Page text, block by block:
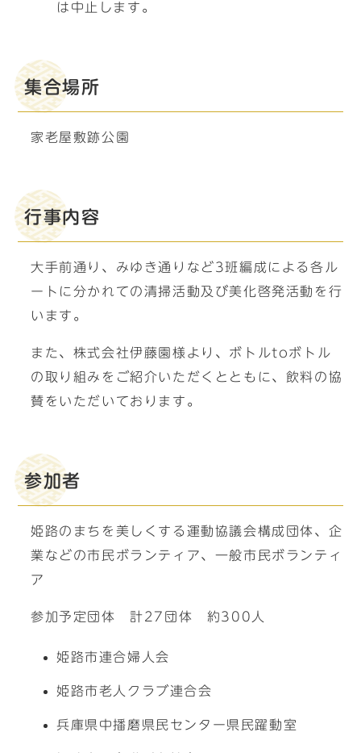
は中止します。
集合場所
家老屋敷跡公園
行事内容
大手前通り、みゆき通りなど3班編成による各ル
ートに分かれての清掃活動及び美化啓発活動を行
います。
また、株式会社伊藤園様より、ボトルtoボトル
の取り組みをご紹介いただくとともに、飲料の協
賛をいただいております。
参加者
姫路のまちを美しくする運動協議会構成団体、企
業などの市民ボランティア、一般市民ボランティ
ア
参加予定団体 計27団体 約300人
姫路市連合婦人会
姫路市老人クラブ連合会
兵庫県中播磨県民センター県民躍動室